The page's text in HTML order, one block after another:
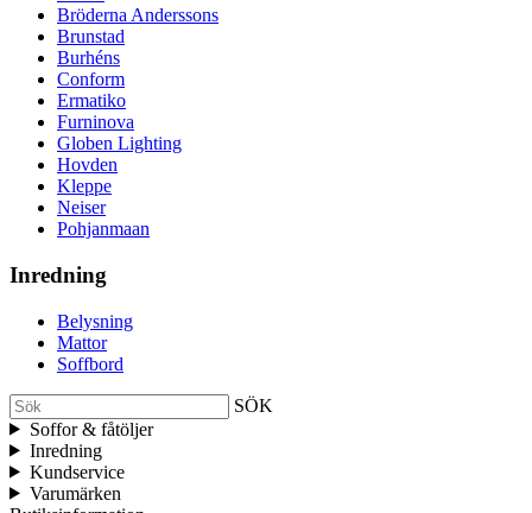
Bröderna Anderssons
Brunstad
Burhéns
Conform
Ermatiko
Furninova
Globen Lighting
Hovden
Kleppe
Neiser
Pohjanmaan
Inredning
Belysning
Mattor
Soffbord
SÖK
Soffor & fåtöljer
Inredning
Kundservice
Varumärken